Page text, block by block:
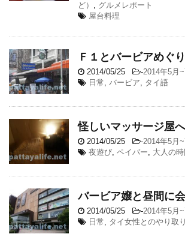
ど） , グルメレポート
屋台料理
Ｆ１とバービアめぐり
2014/05/25 -2014年5月
日常, バービア, タイ語
怪しいマッサージ屋へ
2014/05/25 -2014年5月
夜遊び, ペイバー, 大人の時
バービア嬢と昼間に
2014/05/25 -2014年5月
日常, タイ女性とのやり取り